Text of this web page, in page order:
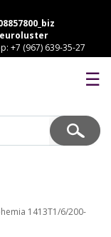
+7 (967) 639-35-27
☰
1413T1/6/200-